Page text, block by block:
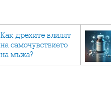
Как дрехите влияят
на самочувствието
на мъжа?